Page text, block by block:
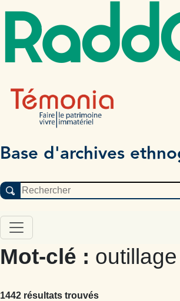
Base d'archives
Mot-clé :
1442 résultats trouvés